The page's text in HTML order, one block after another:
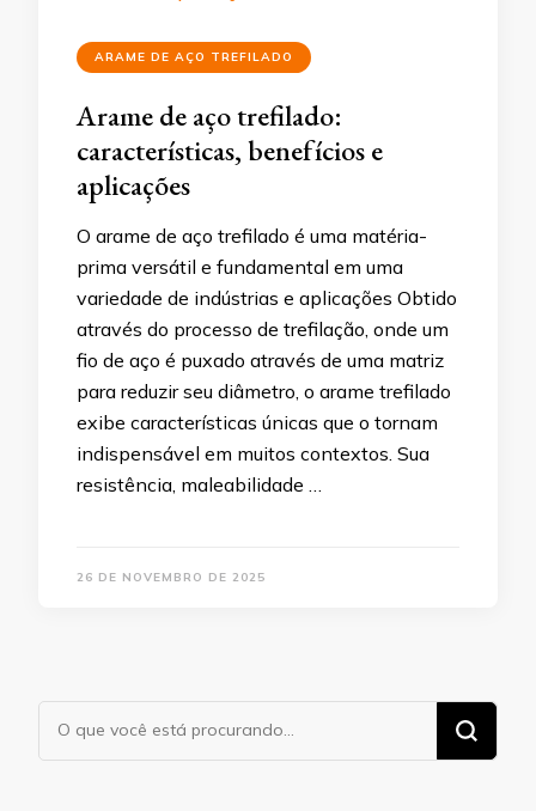
ARAME DE AÇO TREFILADO
Arame de aço trefilado:
características, benefícios e
aplicações
O arame de aço trefilado é uma matéria-
prima versátil e fundamental em uma
variedade de indústrias e aplicações Obtido
através do processo de trefilação, onde um
fio de aço é puxado através de uma matriz
para reduzir seu diâmetro, o arame trefilado
exibe características únicas que o tornam
indispensável em muitos contextos. Sua
resistência, maleabilidade …
26 DE NOVEMBRO DE 2025
Procurando
algo?